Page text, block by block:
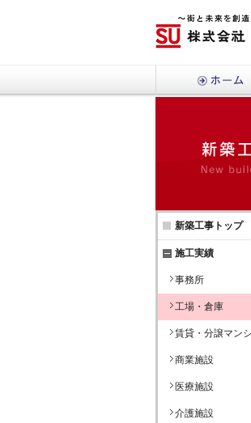
新築工事トップ
施工実績
事務所
工場・倉庫
賃貸・分譲マン
商業施設
医療施設
介護施設